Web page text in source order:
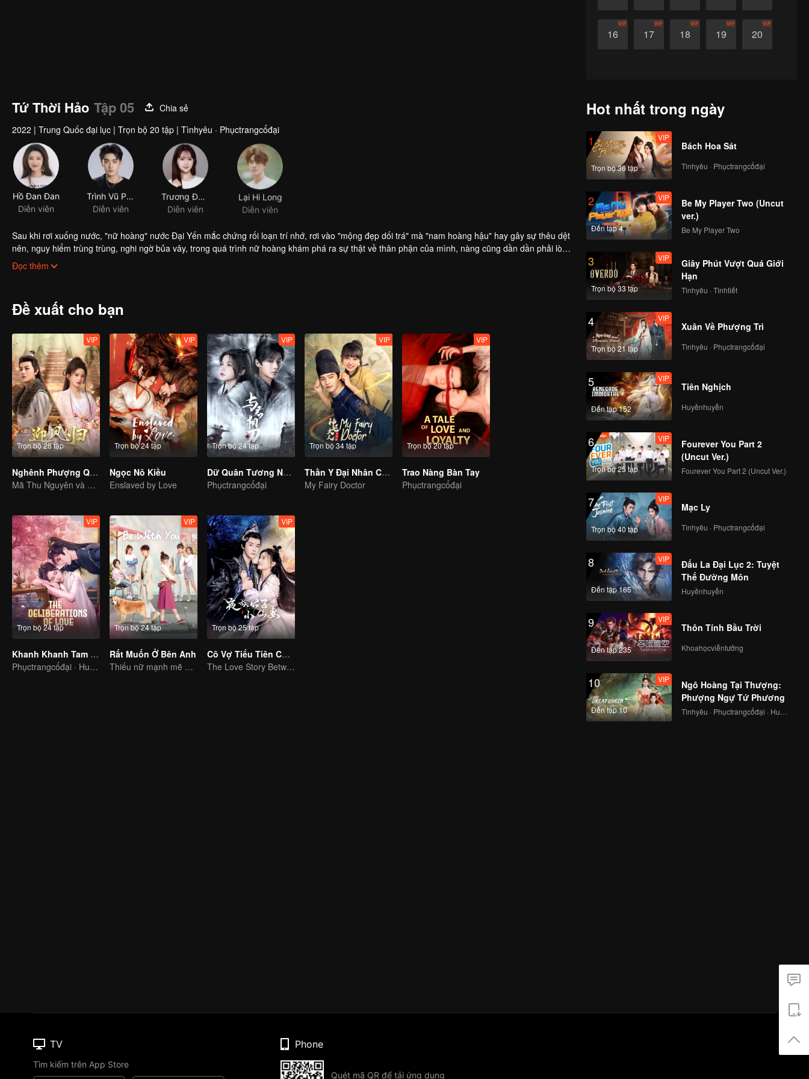
16
VIP
17
VIP
18
VIP
19
VIP
20
VIP
Tứ Thời Hảo Tập 05
Chia sẻ
2022 | Trung Quốc đại lục | Trọn bộ 20 tập | Tìnhyêu · Phụctrangcổđại
Hồ Đan Đan
Diễn viên
Trình Vũ Phong
Diễn viên
Diễn viên
Lại Hi Long
Diễn viên
Sau khi rơi xuống nước, "nữ hoàng" nước Đại Yến mắc chứng rối loạn trí nhớ, rơi vào "mộng đẹp dối trá" mà "nam hoàng hậu" hay gây sự thêu dệt
nên, nguy hiểm trùng trùng, nghi ngờ bủa vây, trong quá trình nữ hoàng khám phá ra sự thật về thân phận của mình, nàng cũng dần dần phải lòng
người chung chăn gối với mình, người luôn âm thầm bảo vệ nàng, nguyện làm hậu phương vững chắc giúp nàng thực hiện ước mơ.
Đọc thêm
Đề xuất cho bạn
Trọn bộ 28 tập
VIP
Nghênh Phượng Quy(Ban Tiéng Thái)
Mã Thu Nguyên và Hà Kiện Kỳ tái sinh lội ngược dòng
Trọn bộ 24 tập
VIP
Ngọc Nô Kiều
Enslaved by Love
Trọn bộ 24 tập
VIP
Dữ Quân Tương Nhẫn
Phụctrangcổđại
Trọn bộ 34 tập
VIP
Thần Y Đại Nhân Chớ Ghẹo Ta
My Fairy Doctor
Trọn bộ 20 tập
VIP
Trao Nàng Bàn Tay
Phụctrangcổđại
Trọn bộ 24 tập
VIP
Khanh Khanh Tam Tư
Phụctrangcổđại · Huyềnảo
Trọn bộ 24 tập
VIP
Rất Muốn Ở Bên Anh
Thiếu nữ mạnh mẽ điên cuồng tán tỉnh cậu em mặt búng ra sữa kiêu căng.
Trọn bộ 25 tập
VIP
Cô Vợ Tiểu Tiên Của Công Tử Dạ Tộc
The Love Story Between a Lively Fairy and a Cold-faced Devil
Hot nhất trong ngày
1
Trọn bộ 36 tập
VIP
Bách Hoa Sát
Tìnhyêu · Phụctrangcổđại
2
Đến tập 4
VIP
Be My Player Two (Uncut
ver.)
Be My Player Two
3
Trọn bộ 33 tập
VIP
Giây Phút Vượt Quá Giới
Hạn
Tìnhyêu · Tìnhtiết
4
Trọn bộ 21 tập
VIP
Xuân Về Phượng Trì
Tìnhyêu · Phụctrangcổđại
5
Đến tập 152
VIP
Tiên Nghịch
Huyềnhuyễn
6
Trọn bộ 25 tập
VIP
Fourever You Part 2
(Uncut Ver.)
Fourever You Part 2 (Uncut Ver.)
7
Trọn bộ 40 tập
VIP
Mạc Ly
Tìnhyêu · Phụctrangcổđại
8
Đến tập 165
VIP
Đấu La Đại Lục 2: Tuyệt
Thế Đường Môn
Huyềnhuyễn
9
Đến tập 235
VIP
Thôn Tính Bầu Trời
Khoahọcviễntưởng
10
Đến tập 10
VIP
Ngô Hoàng Tại Thượng:
Phượng Ngự Tứ Phương
TV
Tìm kiếm trên App Store
Phone
Quét mã QR để tải ứng dụng